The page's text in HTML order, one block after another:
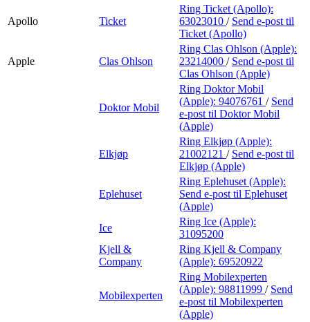
Apollo Ticket
Ring Ticket (Apollo):
63023010 / Send e-post til
Ticket (Apollo)
Apple Clas Ohlson
Ring Clas Ohlson (Apple):
23214000 / Send e-post til
Clas Ohlson (Apple)
Doktor Mobil
Ring Doktor Mobil
(Apple): 94076761 / Send
e-post til Doktor Mobil
(Apple)
Elkjøp
Ring Elkjøp (Apple):
21002121 / Send e-post til
Elkjøp (Apple)
Eplehuset
Ring Eplehuset (Apple):
Send e-post til Eplehuset
(Apple)
Ice
Ring Ice (Apple):
31095200
Kjell &
Company
Ring Kjell & Company
(Apple): 69520922
Mobilexperten
Ring Mobilexperten
(Apple): 98811999 / Send
e-post til Mobilexperten
(Apple)